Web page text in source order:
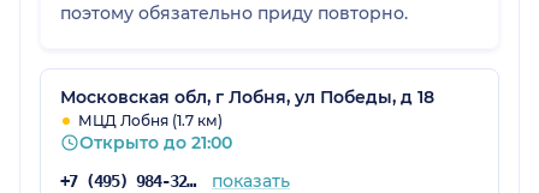
поэтому обязательно приду повторно.
Московская обл, г Лобня, ул Победы, д 18
МЦД Лобня (1.7 км)
Открыто до 21:00
+7 (495) 984-32-28 показать